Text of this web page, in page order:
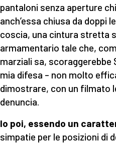
pantaloni senza aperture
anch’essa chiusa da doppi
coscia, una cintura stretta
armamentario tale che,
marziali sa,
mia difesa – non molto
dimostrare, con un filmato
denuncia.
Io poi, essendo un
simpatie per le posizioni di